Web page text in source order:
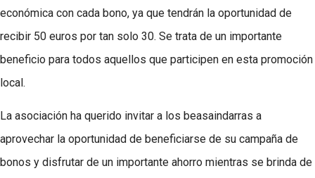
económica con cada bono, ya que tendrán la oportunidad de
recibir 50 euros por tan solo 30. Se trata de un importante
beneficio para todos aquellos que participen en esta promoción
local.
La asociación ha querido invitar a los beasaindarras a
aprovechar la oportunidad de beneficiarse de su campaña de
bonos y disfrutar de un importante ahorro mientras se brinda de